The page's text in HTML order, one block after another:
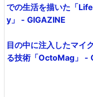
での生活を描いた「
y」 - GIGAZINE
目の中に注入したマイ
る技術「OctoMag」 -